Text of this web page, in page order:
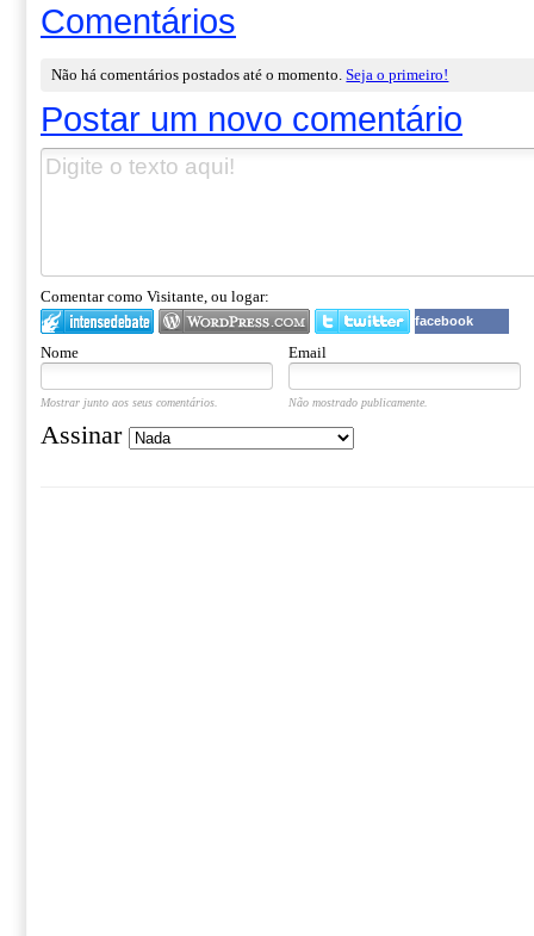
Comentários
Não há comentários postados até o momento.Seja o primeiro!
Postar um novo comentário
Comentar como Visitante, ou logar:
facebook
Nome Email
Mostrar junto aos seus comentários. Não mostrado publicamente.
Assinar